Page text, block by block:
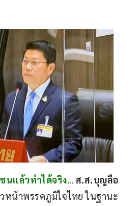
แล้วทำได้จริง… ส.ส.บุญลือ
หน้าพรรคภูมิใจไทย ในฐานะ